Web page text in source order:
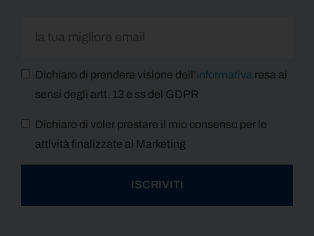
Dichiaro di prendere visione dell’informativa resa ai
sensi degli artt. 13 e ss del GDPR
Dichiaro di voler prestare il mio consenso per le
attività finalizzate al Marketing
ISCRIVITI